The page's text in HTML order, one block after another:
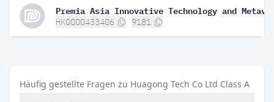
HK0000433406 9181
Häufig gestellte Fragen zu Huagong Tech Co Ltd Class A